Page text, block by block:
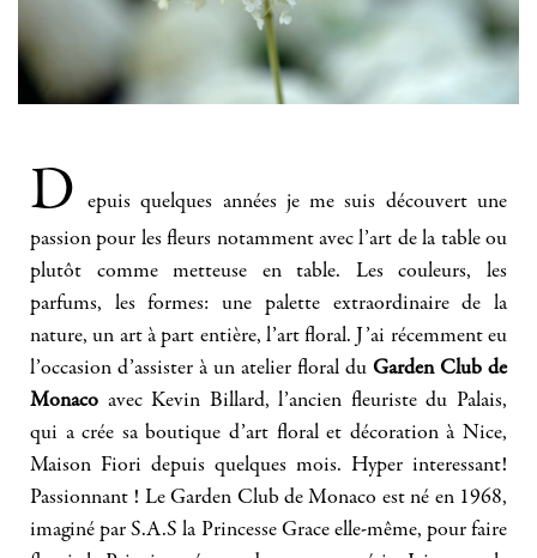
D
epuis quelques années je me suis découvert une
passion pour les fleurs notamment avec l’art de la table ou
plutôt comme metteuse en table. Les couleurs, les
parfums, les formes: une palette extraordinaire de la
nature, un art à part entière, l’art floral. J’ai récemment eu
l’occasion d’assister à un atelier floral du Garden Club de
Monaco avec Kevin Billard, l’ancien fleuriste du Palais,
qui a crée sa boutique d’art floral et décoration à Nice,
Maison Fiori depuis quelques mois. Hyper interessant!
Passionnant ! Le Garden Club de Monaco est né en 1968,
imaginé par S.A.S la Princesse Grace elle-même, pour faire